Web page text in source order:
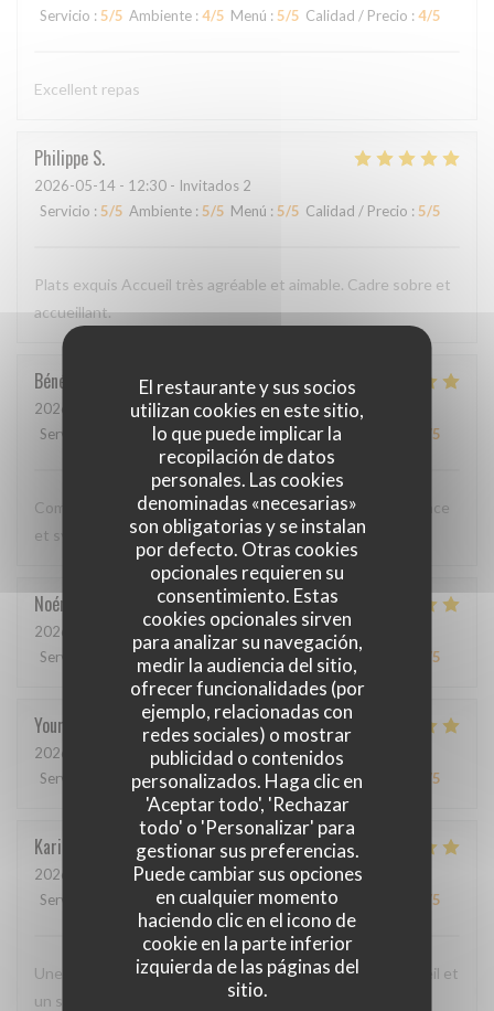
El restaurante y sus socios
utilizan cookies en este sitio,
lo que puede implicar la
recopilación de datos
personales. Las cookies
denominadas «necesarias»
son obligatorias y se instalan
por defecto. Otras cookies
opcionales requieren su
consentimiento. Estas
cookies opcionales sirven
para analizar su navegación,
medir la audiencia del sitio,
ofrecer funcionalidades (por
ejemplo, relacionadas con
redes sociales) o mostrar
publicidad o contenidos
personalizados. Haga clic en
'Aceptar todo', 'Rechazar
todo' o 'Personalizar' para
gestionar sus preferencias.
Puede cambiar sus opciones
en cualquier momento
haciendo clic en el icono de
cookie en la parte inferior
izquierda de las páginas del
sitio.
Servicio : 5/5 Ambiente : 4/5 Menú : 5/5 Calidad / Precio : 4/5
Excellent repas
Philippe S
2026-05-14 - 12:30 - Invitados 2
Servicio : 5/5 Ambiente : 5/5 Menú : 5/5 Calidad / Precio : 5/5
Plats exquis Accueil très agréable et aimable. Cadre sobre et
accueillant.
Bénédicte
2026-05-12
- 20:00 - Invitados 3
Servicio
Ambiente: 5/5 Menú:5/5 Calidad / Precio /5
Comme toujours, cuisine excellente, service discret, efficace
et sympathique. Merci beaucoup !
Noémie
2026-05-06
- 13:00 - Invitados 2
Servicio
Ambiente Menú : /5 Calidad / Precio /5
Youri
2026-04-22
- 12:00 - Invitados 2
Servicio
Ambiente: 4/5 Menú: 5/5 Calidad / Precio /5
Karin
2026-05-01
- 19:15 - Invitados 3
Servicio
Ambiente: 4 /5 Menú: 5/5 Calidad / Precio /5
Une cuisine délicieuse et pleine de saveurs, avec un accueil et
un service irréprochables. Moins de monde que chez les